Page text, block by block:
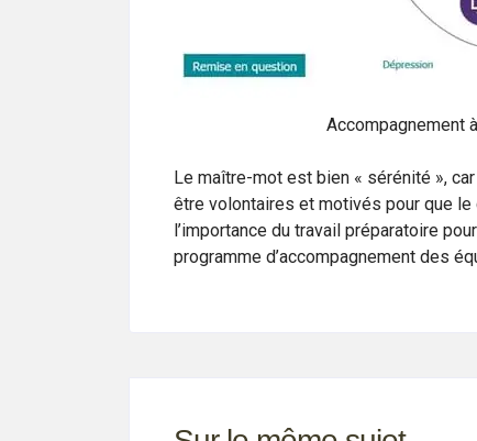
Accompagnement
Le maître-mot est bien « sérénité », car
être volontaires et motivés pour que le
l’importance du travail préparatoire
programme d’accompagnement des